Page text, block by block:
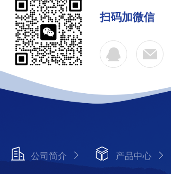
扫码加微信
公司简介 产品中心